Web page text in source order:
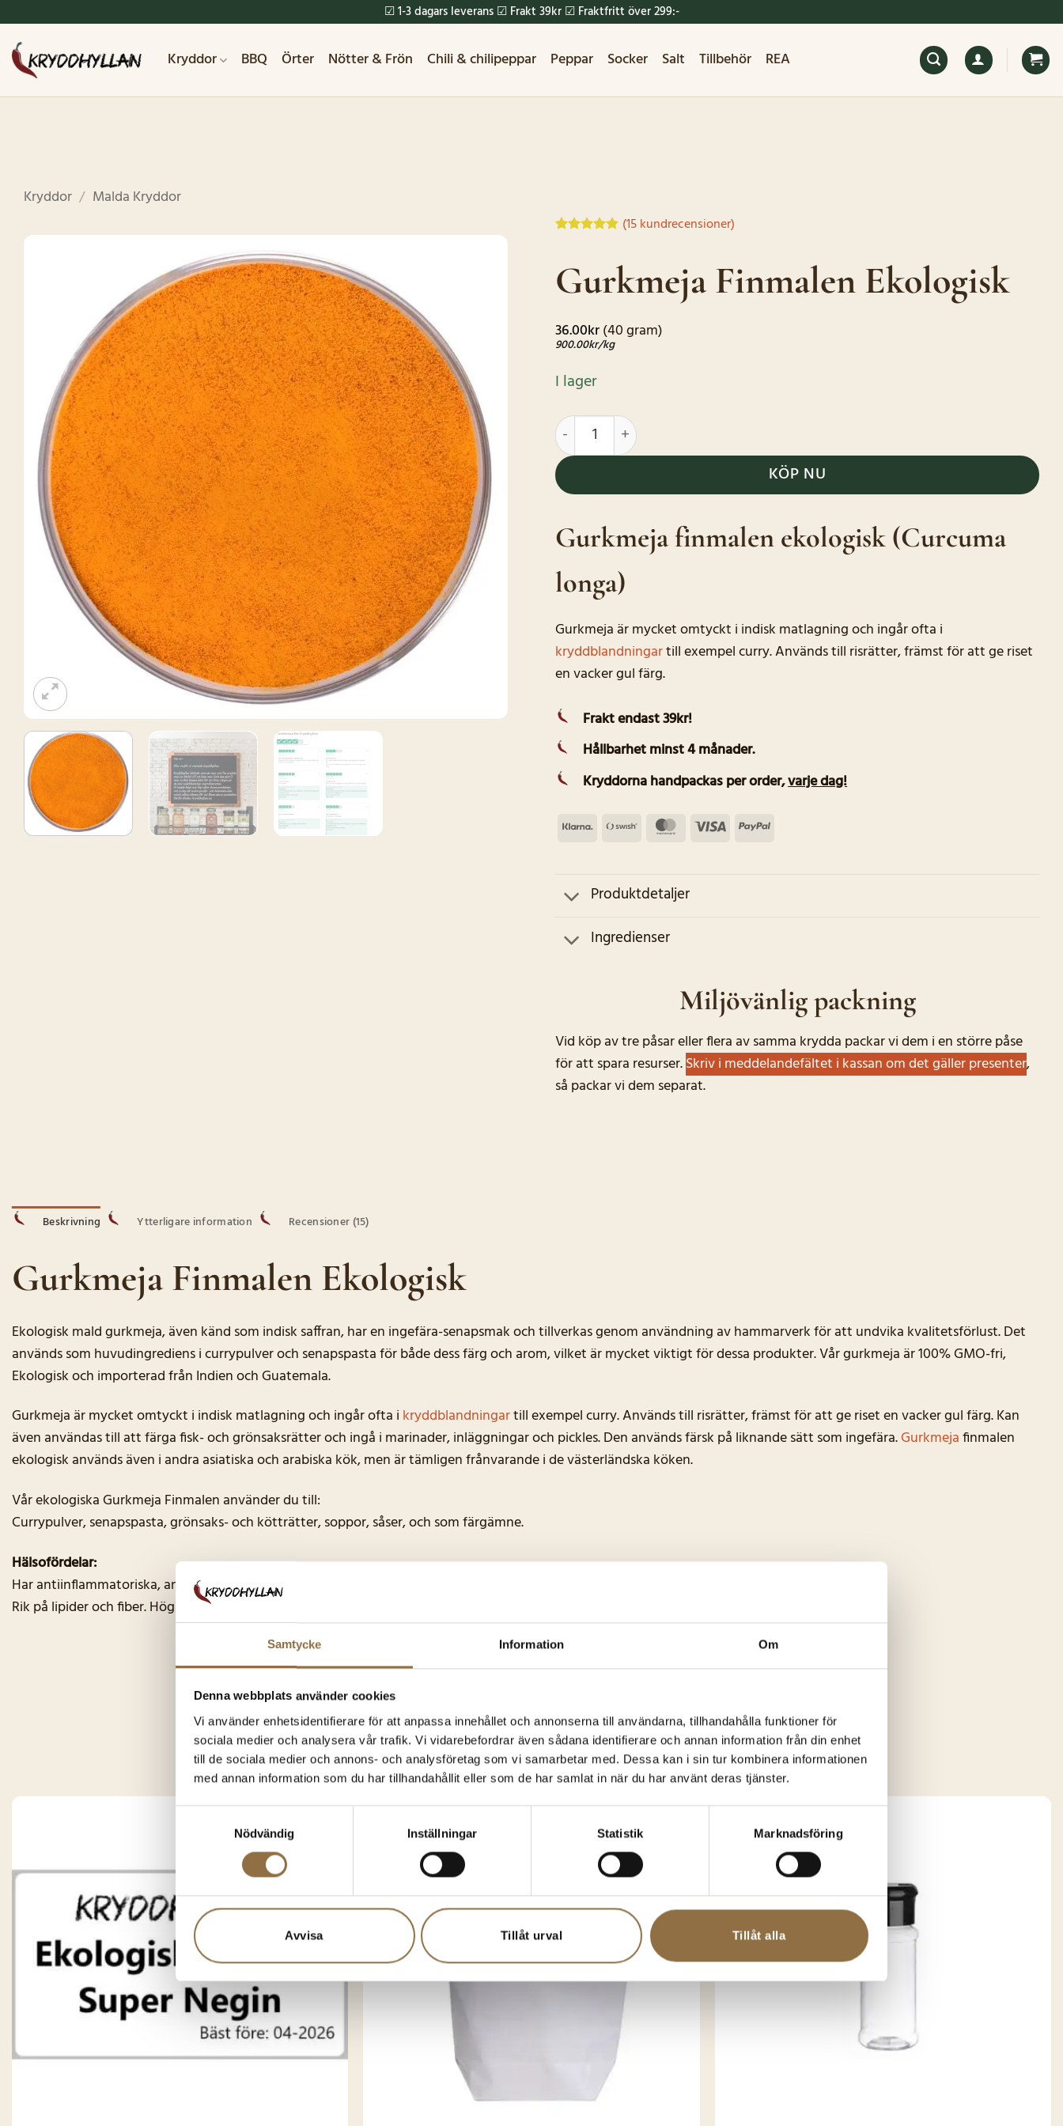
Samtycke Information Om
Denna webbplats använder cookies
Vi använder enhetsidentifierare för att anpassa innehållet och annonserna till användarna, tillhandahålla funktioner för
sociala medier och analysera vår trafik. Vi vidarebefordrar även sådana identifierare och annan information från din enhet
till de sociala medier och annons- och analysföretag som vi samarbetar med. Dessa kan i sin tur kombinera informationen
med annan information som du har tillhandahållit eller som de har samlat in när du har använt deras tjänster.
Nödvändig
Inställningar Statistik Marknadsföring
Avvisa Tillåt urval Tillåt alla
content
☑ 1-3 dagars leverans ☑ Frakt 39kr ☑ Fraktfritt över 299:-
Kryddor BBQ Örter Nötter & Frön Chili & chilipeppar Peppar Socker Salt Tillbehör REA
Kryddor / Malda Kryddor
baserat på
kundrecensioner
(15kundrecensioner)
Gurkmeja Finmalen Ekologisk
36.00kr(40 gram)
900.00kr/kg
I lager
Gurkmeja Finmalen Ekologisk mängd
KÖP NU
Gurkmeja finmalen ekologisk (Curcuma
longa)
Gurkmeja är mycket omtyckt i indisk matlagning och ingår ofta i
kryddblandningartill exempel curry. Används till risrätter, främst för att ge riset
en vacker gul färg.
Frakt endast 39kr!
Hållbarhet minst 4 månader.
Kryddorna handpackas per order,varje dag!
Klarna Swish
MasterCard
Visa PayPal
Produktdetaljer
Ingredienser
Miljövänlig packning
Vid köp av tre påsar eller flera av samma krydda packar vi dem i en större påse
för att spara resurser.Skriv i meddelandefältet i kassan om det gäller presenter,
så packar vi dem separat.
Beskrivning Ytterligare information Recensioner (15)
Gurkmeja Finmalen Ekologisk
Ekologisk mald gurkmeja, även känd som indisk saffran, har en ingefära-senapsmak och tillverkas genom användning av hammarverk för att undvika kvalitetsförlust. Det
används som huvudingrediens i currypulver och senapspasta för både dess färg och arom, vilket är mycket viktigt för dessa produkter. Vår gurkmeja är 100% GMO-fri,
Ekologisk och importerad från Indien och Guatemala.
Gurkmeja är mycket omtyckt i indisk matlagning och ingår ofta i kryddblandningartill exempel curry. Används till risrätter, främst för att ge riset en vacker gul färg. Kan
även användas till att färga fisk- och grönsaksrätter och ingå i marinader, inläggningar och pickles. Den används färsk på liknande sätt som ingefära.Gurkmejafinmalen
ekologisk används även i andra asiatiska och arabiska kök, men är tämligen frånvarande i de västerländska köken.
Vår ekologiska Gurkmeja Finmalen använder du till:
Currypulver, senapspasta, grönsaks- och kötträtter, soppor, såser, och som färgämne.
Hälsofördelar:
Har antiinflammatoriska, antibakteriella och antioxidativa effekter
Rik på lipider och fiber. Hög i protein och natrium
Du kanske gillar någon av dessa?